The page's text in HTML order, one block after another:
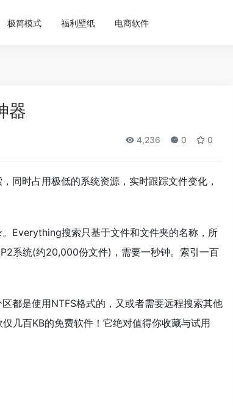
极简模式 福利壁纸 电商软件
器
4,236 0 0
同时占用极低的系统资源，实时跟踪文件变化，
Everything搜索只基于文件和文件夹的名称，所
系统(约20,000份文件)，需要一秒钟。索引一百
都是使用NTFS格式的，又或者需要远程搜索其他
几百KB的免费软件！它绝对值得你收藏与试用